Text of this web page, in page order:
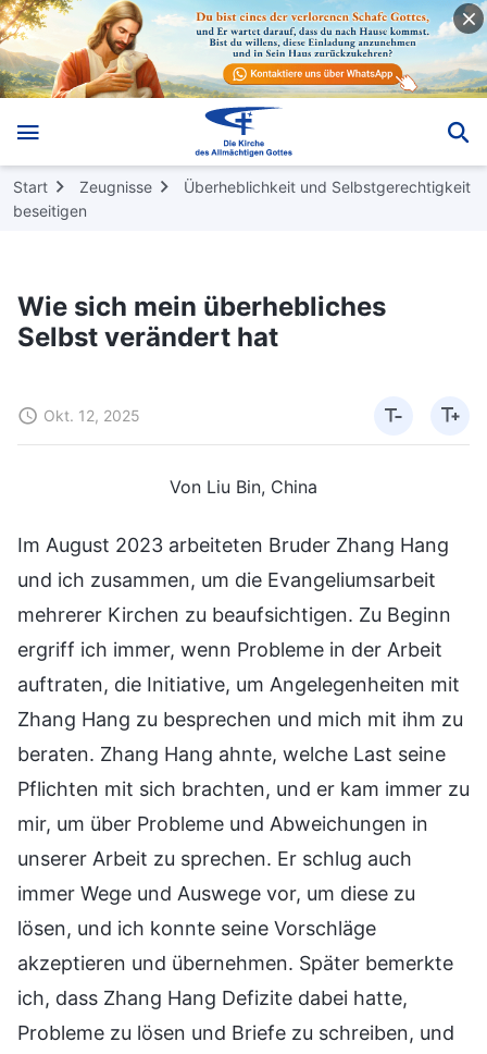
Start Zeugnisse
Überheblichkeit und Selbstgerechtigkeit
beseitigen
Wie sich mein überhebliches
Selbst verändert hat
Okt. 12, 2025
Von Liu Bin, China
Im August 2023 arbeiteten Bruder Zhang Hang
und ich zusammen, um die Evangeliumsarbeit
mehrerer Kirchen zu beaufsichtigen. Zu Beginn
ergriff ich immer, wenn Probleme in der Arbeit
auftraten, die Initiative, um Angelegenheiten mit
Zhang Hang zu besprechen und mich mit ihm zu
beraten. Zhang Hang ahnte, welche Last seine
Pflichten mit sich brachten, und er kam immer zu
mir, um über Probleme und Abweichungen in
unserer Arbeit zu sprechen. Er schlug auch
immer Wege und Auswege vor, um diese zu
lösen, und ich konnte seine Vorschläge
akzeptieren und übernehmen. Später bemerkte
ich, dass Zhang Hang Defizite dabei hatte,
Probleme zu lösen und Briefe zu schreiben, und